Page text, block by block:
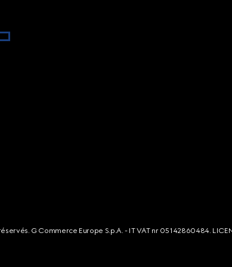
G Commerce Europe S.p.A. - IT VAT nr 05142860484.